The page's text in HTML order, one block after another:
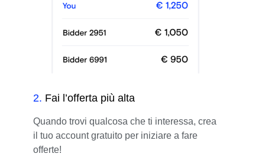
2. Fai l’offerta più alta
Quando trovi qualcosa che ti interessa, crea
il tuo account gratuito per iniziare a fare
offerte!